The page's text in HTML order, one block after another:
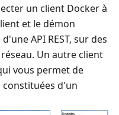
un client Docker à
et le démon
API REST, sur des
Un autre client
vous permet de
constituées d'un